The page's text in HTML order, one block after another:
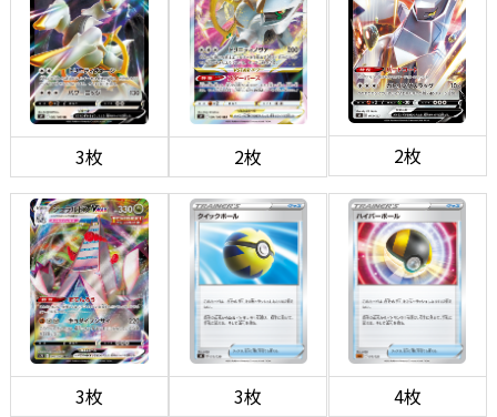
3枚 2枚 2枚
3枚 3枚 4枚